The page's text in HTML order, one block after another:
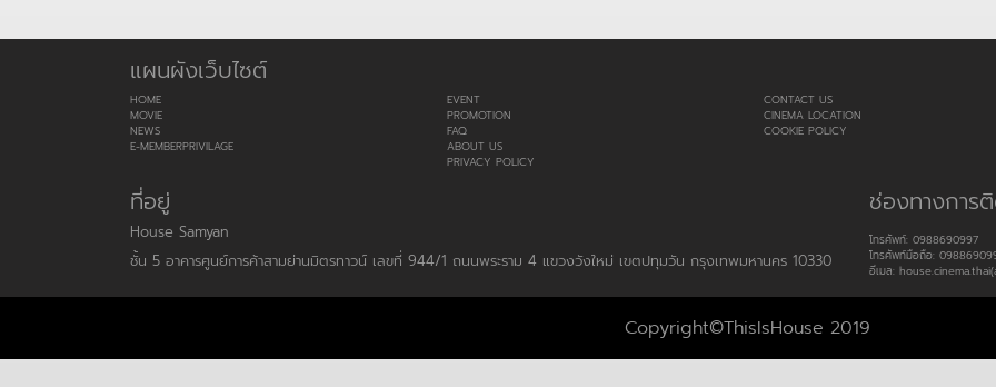
แผนผังเว็บไซต์
HOME
MOVIE
NEWS
E-MEMBERPRIVILAGE
EVENT
PROMOTION
FAQ
ABOUT US
PRIVACY POLICY
CONTACT US
CINEMA LOCATION
COOKIE POLICY
ที่อยู่
House Samyan
ชั้น 5 อาคารศูนย์การค้าสามย่านมิตรทาวน์ เลขที่ 944/1 ถนนพระราม 4 แขวงวังใหม่ เขตปทุมวัน กรุงเทพมหานคร 10330
ช่องทางการ
โทรศัพท์: 0988690997
โทรศัพท์มือถือ:
อีเมล:
Copyright©ThisIsHouse 2019